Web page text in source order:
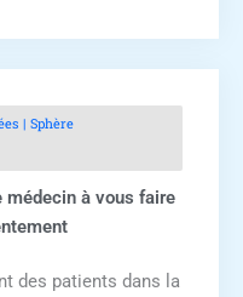
Sphère
médecin à vous faire
des patients dans la